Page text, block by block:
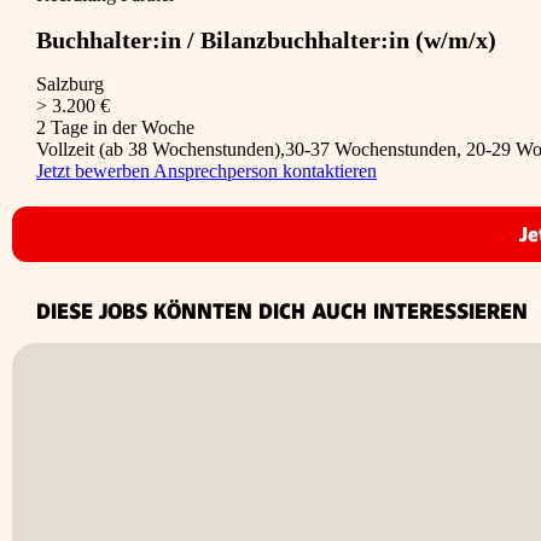
Buchhalter:in / Bilanzbuchhalter:in (w/m/x)
Salzburg
> 3.200 €
2 Tage in der Woche
Vollzeit (ab 38 Wochenstunden),30-37 Wochenstunden, 20-29
Jetzt bewerbenAnsprechperson kontaktieren
DIESE JOBS KÖNNTEN DICH AUCH INTERESSIEREN